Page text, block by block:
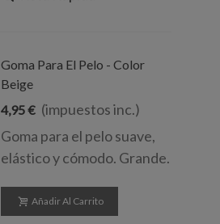
Goma Para El Pelo - Color
Beige
4,95 € (impuestos inc.)
Goma para el pelo suave,
elástico y cómodo. Grande.
Añadir Al Carrito